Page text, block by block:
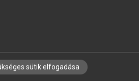
FEL HÍRLEVELÜNKRE!
sütik elfogadása